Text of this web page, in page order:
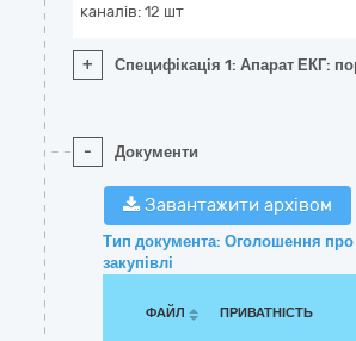
каналів: 12 шт
+ Специфікація 1: Апарат ЕКГ:
- Документи
Завантажити архівом
Тип документа: Оголошення
закупівлі
ФАЙЛ ПРИВАТНІСТЬ